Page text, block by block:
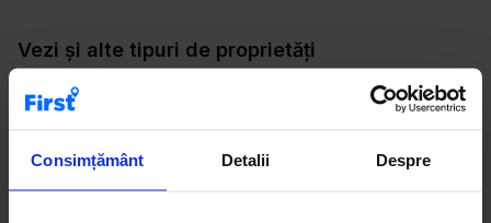
Consimțământ Detalii Despre
Vezi și alte tipuri de proprietăți
Case de vânzare
Terenuri de vânzare
Birouri de vânzare